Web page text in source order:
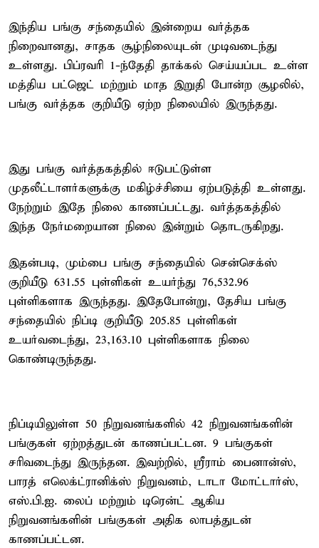
இந்திய பங்கு சந்தையில் இன்றைய வர்த்தக
நிறைவானது, சாதக சூழ்நிலையுடன் முடிவடைந்து
உள்ளது. பிப்ரவரி 1-ந்தேதி தாக்கல் செய்யப்பட உள்ள
மத்திய பட்ஜெட் மற்றும் மாத இறுதி போன்ற சூழலில்,
பங்கு வர்த்தக குறியீடு ஏற்ற நிலையில் இருந்தது.
இது பங்கு வர்த்தகத்தில் ஈடுபட்டுள்ள
முதலீட்டாளர்களுக்கு மகிழ்ச்சியை ஏற்படுத்தி உள்ளது.
நேற்றும் இதே நிலை காணப்பட்டது. வர்த்தகத்தில்
இந்த நேர்மறையான நிலை இன்றும் தொடருகிறது.
இதன்படி, மும்பை பங்கு சந்தையில் சென்செக்ஸ்
குறியீடு 631.55 புள்ளிகள் உயர்ந்து 76,532.96
புள்ளிகளாக இருந்தது. இதேபோன்று, தேசிய பங்கு
சந்தையில் நிப்டி குறியீடு 205.85 புள்ளிகள்
உயர்வடைந்து, 23,163.10 புள்ளிகளாக நிலை
கொண்டிருந்தது.
நிப்டியிலுள்ள 50 நிறுவனங்களில் 42 நிறுவனங்களின்
பங்குகள் ஏற்றத்துடன் காணப்பட்டன. 9 பங்குகள்
சரிவடைந்து இருந்தன. இவற்றில், ஸ்ரீராம் பைனான்ஸ்,
பாரத் எலெக்ட்ரானிக்ஸ் நிறுவனம், டாடா மோட்டார்ஸ்,
எஸ்.பி.ஐ. லைப் மற்றும் டிரென்ட் ஆகிய
நிறுவனங்களின் பங்குகள் அதிக லாபத்துடன்
காணப்பட்டன.